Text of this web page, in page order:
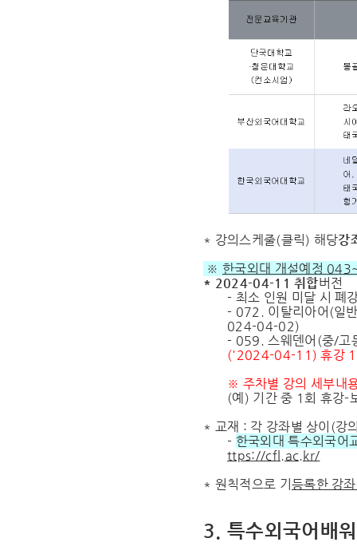
* 강의스케줄(클릭) 해당강
※ 한국외대 개설예정
* 2024-04-11 취합버전
- 최소 인원 미달 시 폐
- 072. 이탈리아어(일
024-04-02)
- 059. 스웨덴어(중/고
('2024-04-11) 휴강 1
※ 주차별 강의 세부내
(예) 기간 중 1회 휴강-
* 교재 : 각 강좌별 상이(강
- 한국외대 특수외국어
ttps://cfl.ac.kr/
* 원칙적으로 기 등록한 강
3. 특수외국어배